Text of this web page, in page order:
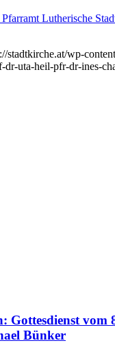
Pfarramt Lutherische
stadtkirche.at/wp-
dr-uta-heil-pfr-dr-ines-
Gottesdienst vom
Bünker